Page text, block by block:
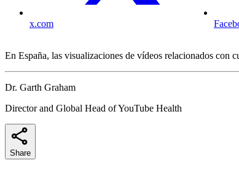
x.com
En España, las visualizaciones de vídeos relacionados con
Dr. Garth Graham
Director and Global Head of YouTube Health
Share